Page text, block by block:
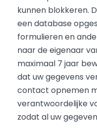
kunnen blokkeren.
een database
formulieren en
naar de eigenaar
maximaal 7 jaar
dat uw gegevens
contact opnemen
verantwoordelijke
zodat al uw